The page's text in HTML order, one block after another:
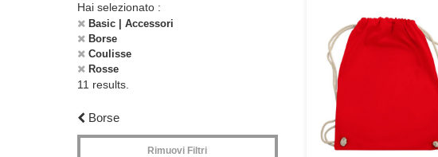
Hai selezionato :
Basic | Accessori
Borse
Coulisse
Rosse
11 results.
Borse
Rimuovi Filtri